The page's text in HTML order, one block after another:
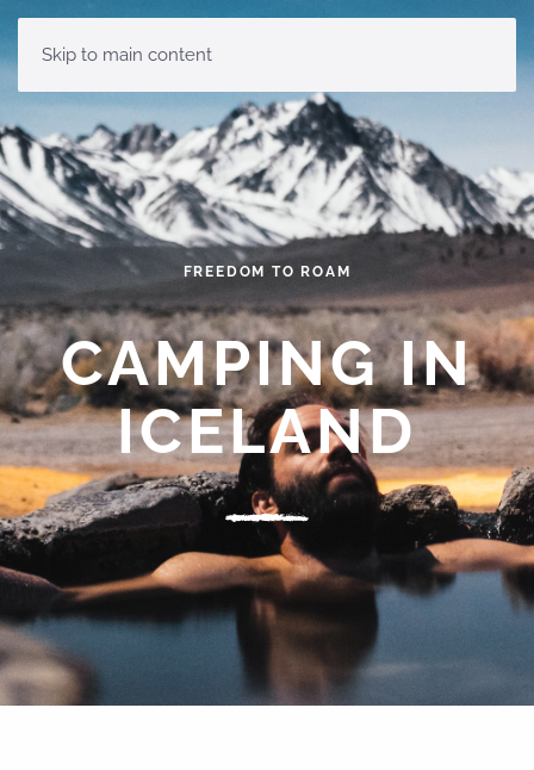
Skip to main content
FREEDOM TO ROAM
CAMPING IN
ICELAND